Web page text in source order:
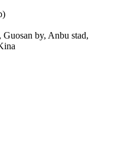
by, Anbu stad,